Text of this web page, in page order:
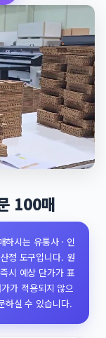
100매
시는 유통사 · 인
정 도구입니다. 원
시 예상 단가가 표
가 적용되지 않으
하실 수 있습니다.